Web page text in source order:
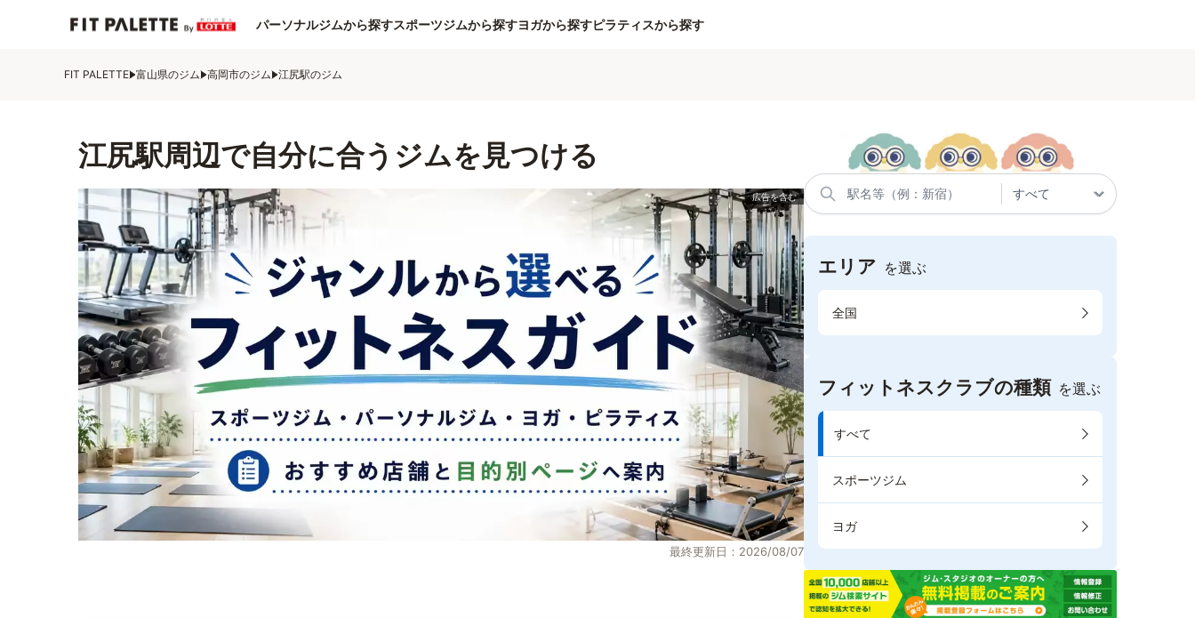
パーソナルジムから探すスポーツジムから探すヨガから探すピラティスから探す
FIT PALETTE 富山県のジム 高岡市のジム 江尻駅のジム
江尻駅周辺で自分に合うジムを見つける
最終更新日：2026/08/07
エリア を選ぶ
全国
フィットネスクラブの種類 を選ぶ
すべて
スポーツジム
ヨガ